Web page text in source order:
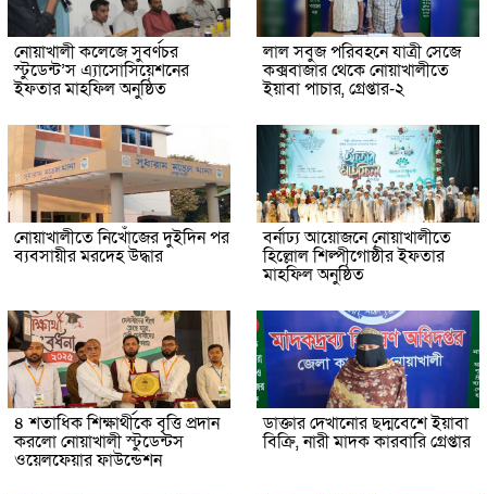
নোয়াখালী কলেজে সুবর্ণচর
স্টুডেন্ট’স এ্যাসোসিয়েশনের
ইফতার মাহফিল অনুষ্ঠিত
লাল সবুজ পরিবহনে যাত্রী সেজে
কক্সবাজার থেকে নোয়াখালীতে
ইয়াবা পাচার, গ্রেপ্তার-২
নোয়াখালীতে নিখোঁজের দুইদিন পর
ব্যবসায়ীর মরদেহ উদ্ধার
বর্নাঢ্য আয়োজনে নোয়াখালীতে
হিল্লোল শিল্পীগোষ্ঠীর ইফতার
মাহফিল অনুষ্ঠিত
৪ শতাধিক শিক্ষার্থীকে বৃত্তি প্রদান
করলো নোয়াখালী স্টুডেন্টস
ওয়েলফেয়ার ফাউন্ডেশন
ডাক্তার দেখানোর ছদ্মবেশে ইয়াবা
বিক্রি, নারী মাদক কারবারি গ্রেপ্তার